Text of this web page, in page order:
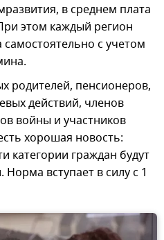
в среднем плата
этом каждый регион
с учетом
родителей, пенсионеров,
действий, членов
войны и участников
хорошая новость:
категории граждан будут
вступает в силу с 1